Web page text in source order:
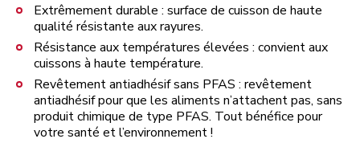
Extrêmement durable : surface de cuisson de haute
qualité résistante aux rayures.
Résistance aux températures élevées : convient aux
cuissons à haute température.
Revêtement antiadhésif sans PFAS : revêtement
antiadhésif pour que les aliments n’attachent pas, sans
produit chimique de type PFAS. Tout bénéfice pour
votre santé et l’environnement !